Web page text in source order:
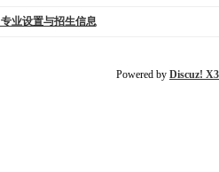
业设置与招生信息
Powered by Discuz!